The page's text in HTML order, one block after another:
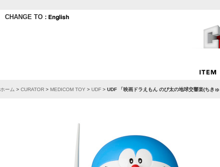
CHANGE TO :
ホーム > CURATOR > MEDICOM TOY > UDF > UDF 「映画ドラえもん のび太の地球交響楽(ちき